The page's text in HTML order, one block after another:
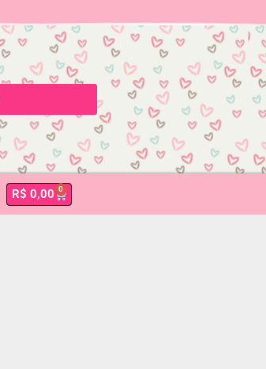
R$ 0,00 0